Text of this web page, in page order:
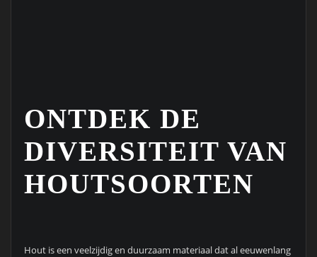
ONTDEK DE
DIVERSITEIT VAN
HOUTSOORTEN
Hout is een veelzijdig en duurzaam materiaal dat al eeuwenlang